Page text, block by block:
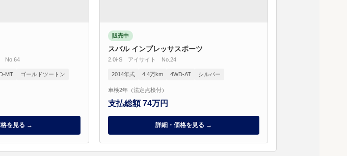
No.64
MT ゴールドツートン
を見る →
販売中
スバル インプレッサスポーツ
2.0i-S アイサイト No.24
2014年式 4.4万km 4WD-AT シルバー
車検2年（法定点検付）
支払総額 74万円
詳細・価格を見る →